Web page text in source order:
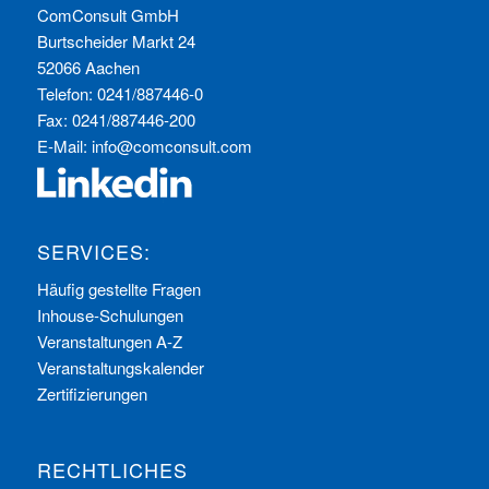
ComConsult GmbH
Burtscheider Markt 24
52066 Aachen
Telefon: 0241/887446-0
Fax: 0241/887446-200
E-Mail: info@comconsult.com
SERVICES:
Häufig gestellte Fragen
Inhouse-Schulungen
Veranstaltungen A-Z
Veranstaltungskalender
Zertifizierungen
RECHTLICHES